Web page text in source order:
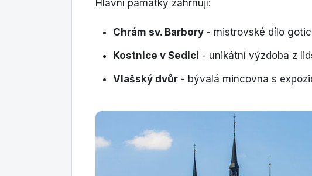
Hlavní památky zahrnují:
Chrám sv. Barbory - mistrovské dílo
Kostnice v Sedlci - unikátní výzdoba z
Vlašský dvůr - bývalá mincovna s